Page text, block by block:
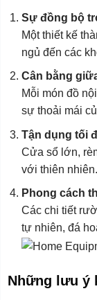
Sự đồng bộ
Một thiết kế
ngủ đến các
Cân bằng
Mỗi món đồ
sự thoải mái
Tận dụng tối
Cửa sổ lớn,
với thiên nhiên.
Phong cách
Các chi tiết
tự nhiên, đá
Những lưu ý